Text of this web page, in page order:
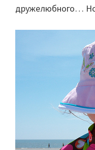
дружелюбного…